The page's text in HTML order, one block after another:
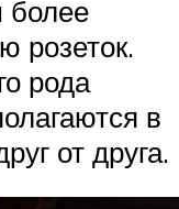
более
розеток.
рода
в
от друга.